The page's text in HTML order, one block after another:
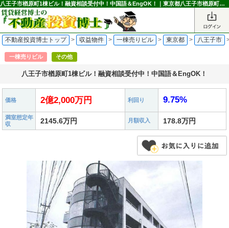
八王子市楢原町1棟ビル！融資相談受付中！中国語＆EngOK！｜東京都八王子市楢原町の一棟売りビル 2億2,000万円 八王子駅｜不動産投資博士
不動産投資博士トップ > 収益物件 > 一棟売りビル > 東京都 > 八王子市
一棟売りビル その他
八王子市楢原町1棟ビル！融資相談受付中！中国語＆EngOK！
価格 2億2,000万円 利回り 9.75%
満室想定年
収
2145.6万円 月額収入 178.8万円